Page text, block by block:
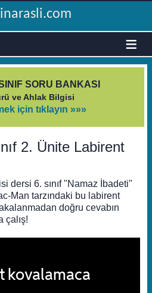
≡
SORU BANKASI
ve Ahlak Bilgisi
için tıklayın »»»
2. Ünite Labirent
dersi 6. sınıf "Namaz İbadeti"
Man tarzındaki bu labirent
doğru cevabın
çalış!